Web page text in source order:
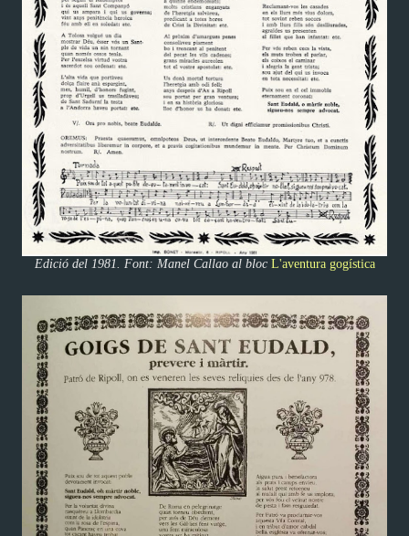
Edició del 1981. Font: Manel Callao al bloc L'aventura gogística